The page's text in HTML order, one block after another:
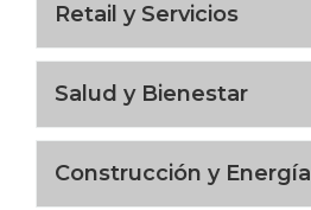
Retail y Servicios
Salud y Bienestar
Construcción y Energía